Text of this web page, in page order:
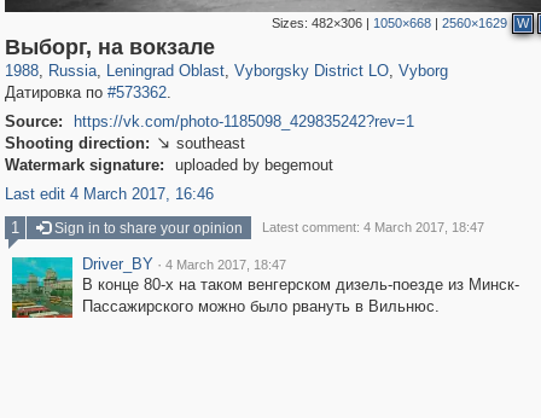
Sizes:482×306 | 1050×668 |2560×1629 W
Выборг, на вокзале
1988, Russia
1,407,373 29,248
, Leningrad Oblast
38,989 592
, Vyborgsky District LO, Vyborg
Датировка по #573362.
Source:
https://vk.com/photo-1185098_429835242?rev=1
Shooting direction:  southeast
Watermark signature:
uploaded by begemout
Last edit 4 March 2017, 16:46
1
Sign in to share your opinion Latest comment: 4 March 2017, 18:47
Driver_BY · 4 March 2017, 18:47
В конце 80-х на таком венгерском дизель-поезде из Минск-
Пассажирского можно было рвануть в Вильнюс.